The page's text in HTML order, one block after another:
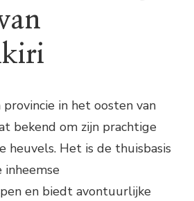
in het oosten van
bekend om zijn prachtige
heuvels. Het is de thuisbasis
inheemse
en biedt avontuurlijke